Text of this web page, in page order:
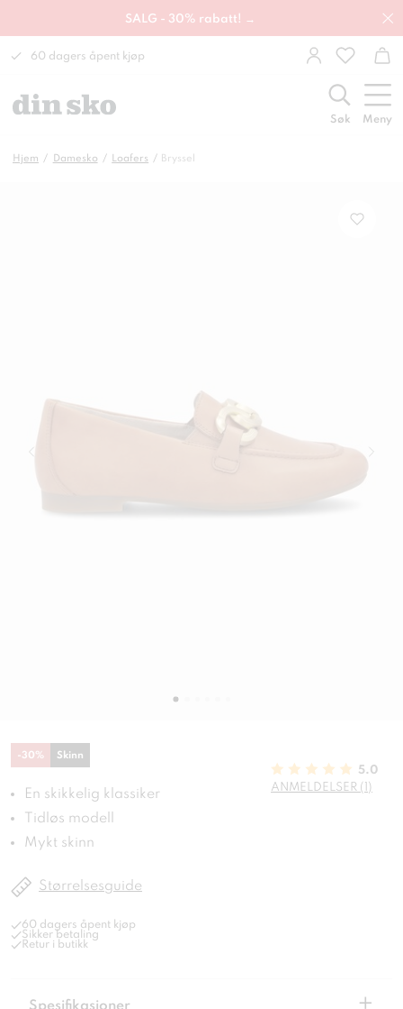
SALG - 30% rabatt! →
60 dagers åpent kjøp
Søk Meny
Hjem Damesko Loafers Bryssel
-30% Skinn
En skikkelig klassiker
Tidløs modell
Mykt skinn
5.0
ANMELDELSER (1)
Størrelsesguide
60 dagers åpent kjøp
Sikker betaling
Retur i butikk